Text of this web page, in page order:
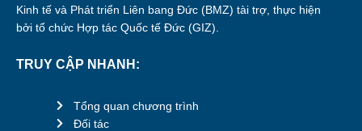
Kinh tế và Phát triển Liên bang Đức (BMZ) tài trợ, thực hiện
bởi tổ chức Hợp tác Quốc tế Đức (GIZ).
TRUY CẬP NHANH:
Tổng quan chương trình
Đối tác